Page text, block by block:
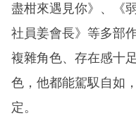
盡柑來遇見你》、《
社員姜會長》等多部
複雜角色、存在感十
色，他都能駕馭自如
定。